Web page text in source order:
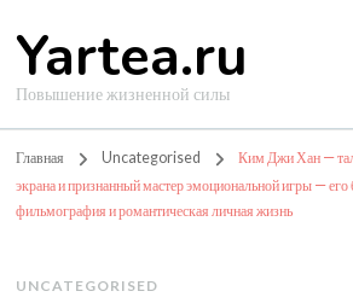
Yartea.ru
Повышение жизненной силы
Главная Uncategorised
Ким Джи Хан —
экрана и признанный мастер эмоциональной игры — его
фильмография и романтическая личная жизнь
UNCATEGORISED